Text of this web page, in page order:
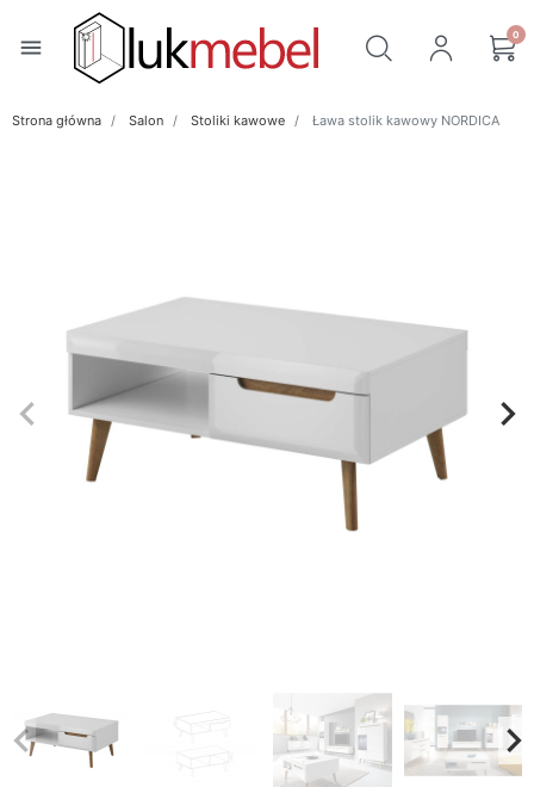
menu 0
Strona główna Salon Stoliki kawowe Ława stolik kawowy NORDICA
Poprzedni
keyboard_arrow_left keyboard_arrow_right
Poprzedni